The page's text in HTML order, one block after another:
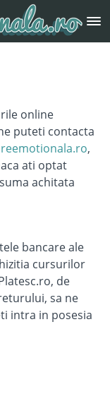
online
puteti contacta
,
ati optat
achitata
bancare ale
cursurilor
de
sa ne
intra in posesia